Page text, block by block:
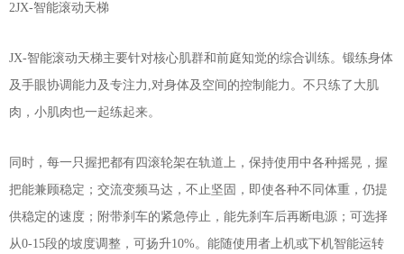
2JX-智能滚动天梯
JX-智能滚动天梯主要针对核心肌群和前庭知觉的综合训练。锻练身体
及手眼协调能力及专注力,对身体及空间的控制能力。不只练了大肌
肉，小肌肉也一起练起来。
同时，每一只握把都有四滚轮架在轨道上，保持使用中各种摇晃，握
把能兼顾稳定；交流变频马达，不止坚固，即使各种不同体重，仍提
供稳定的速度；附带刹车的紧急停止，能先刹车后再断电源；可选择
从0-15段的坡度调整，可扬升10%。能随使用者上机或下机智能运转